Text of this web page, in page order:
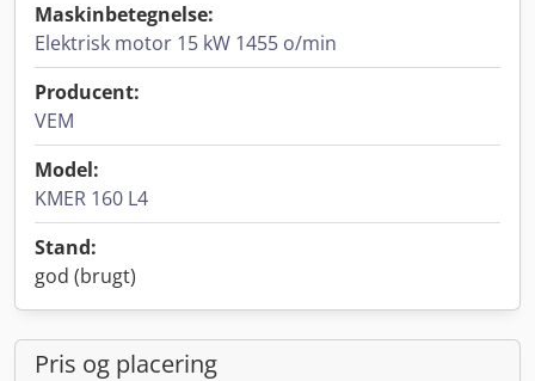
Maskinbetegnelse:
Elektrisk motor 15 kW 1455 o/min
Producent:
VEM
Model:
KMER 160 L4
Stand:
god (brugt)
Pris og placering